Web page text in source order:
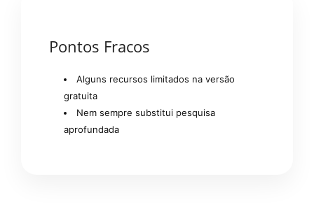
Pontos Fracos
Alguns recursos limitados na versão
gratuita
Nem sempre substitui pesquisa
aprofundada